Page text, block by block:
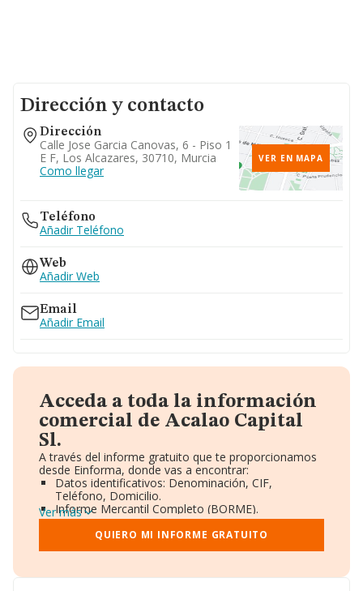
Dirección y contacto
Dirección
Calle Jose Garcia Canovas, 6 - Piso 1
E F, Los Alcazares, 30710, Murcia
Como llegar
VER EN MAPA
Teléfono
Añadir Teléfono
Web
Añadir Web
Email
Añadir Email
Acceda a toda la información
comercial de Acalao Capital
Sl.
A través del informe gratuito que te proporcionamos
desde Einforma, donde vas a encontrar:
Datos identificativos: Denominación, CIF,
Teléfono, Domicilio.
Informe Mercantil Completo (BORME).
Gráficos de Evolución Ventas y Empleados.
Consejo de Administración y Administradores.
Directivos y Ejecutivos.
Ver más
QUIERO MI INFORME GRATUITO